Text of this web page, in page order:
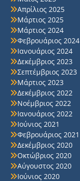
Απρίλιος 2025
Μάρτιος 2025
Μάρτιος 2024
Φεβρουάριος 2024
Ιανουάριος 2024
Δεκέμβριος 2023
Σεπτέμβριος 2023
Μάρτιος 2023
Δεκέμβριος 2022
Νοέμβριος 2022
Ιανουάριος 2022
Ιούνιος 2021
Φεβρουάριος 2021
Δεκέμβριος 2020
Οκτώβριος 2020
Αύγουστος 2020
Ιούνιος 2020